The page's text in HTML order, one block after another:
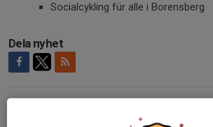
Socialcykling für alle i Borensberg
Dela nyhet